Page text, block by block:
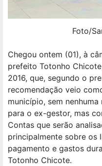
Foto/
Chegou ontem (01), à
prefeito Totonho
2016, que, segundo o
recomendação veio
município, sem
para o ex-gestor, mas
Contas que serão
principalmente sobre os
pagamento e gastos
Totonho Chicote.